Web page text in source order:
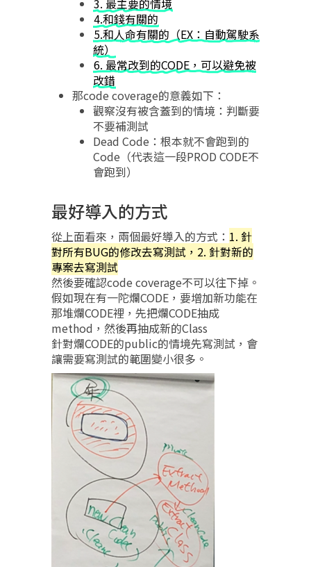
3. 最主要的情境
4.和錢有關的
5.和人命有關的（EX：自動駕駛系
統）
6. 最常改到的CODE，可以避免被
改錯
那code coverage的意義如下：
觀察沒有被含蓋到的情境：判斷要
不要補測試
Dead Code：根本就不會跑到的
Code（代表這一段PROD CODE不
會跑到）
最好導入的方式
從上面看來，兩個最好導入的方式： 1. 針
對所有BUG的修改去寫測試，2. 針對新的
專案去寫測試
然後要確認code coverage不可以往下掉。
假如現在有一陀爛CODE，要增加新功能在
那堆爛CODE裡，先把爛CODE抽成
method，然後再抽成新的Class
針對爛CODE的public的情境先寫測試，會
讓需要寫測試的範圍變小很多。